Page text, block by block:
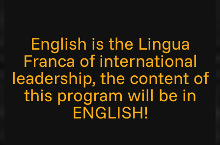
English is the Lingua
Franca of international
leadership, the content of
this program will be in
ENGLISH!